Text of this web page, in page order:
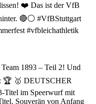
❤️ Das ist der VfB
🔴⚪ #VfBStuttgart
#vfbleichathletik